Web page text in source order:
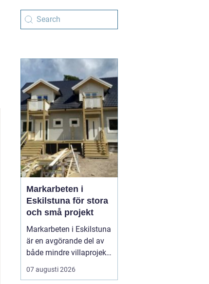
Markarbeten i
Eskilstuna för stora
och små projekt
Markarbeten i Eskilstuna
är en avgörande del av
både mindre villaprojekt
och större
byggsatsningar, och rätt
07 augusti 2026